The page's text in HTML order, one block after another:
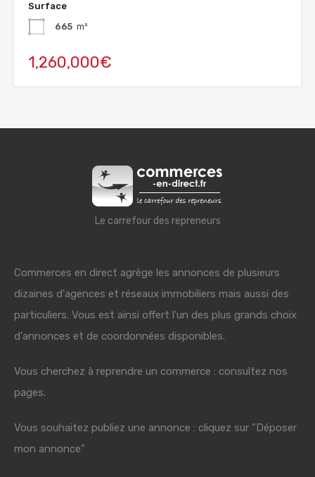
Surface
665 m²
1,260,000€
Le carrefour des repreneurs
Commerces en direct agrège les annonces de plusieurs
dizaines d'agences et réseaux immobiliers mais aussi des
particuliers. Vous est ainsi offert l'un des plus grands choix
d'annonces et de coordonnées disponibles.
Vous cherchez à reprendre un commerce : consultez nos
pages.
Vous souhaitez publiez une annonce : cliquez sur "Déposer
mon annonce"